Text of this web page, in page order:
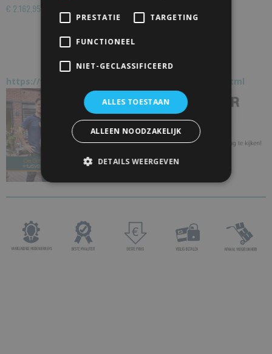
€ 2.162,95
https://www.schuifdeur-totaal.nl/bekend-van-tv.html
PRESTATIE TARGETING
FUNCTIONEEL
NIET-GECLASSIFICEERD
ALLES TOESTAAN
ALLEEN NOODZAKELIJK
DETAILS WEERGEVEN